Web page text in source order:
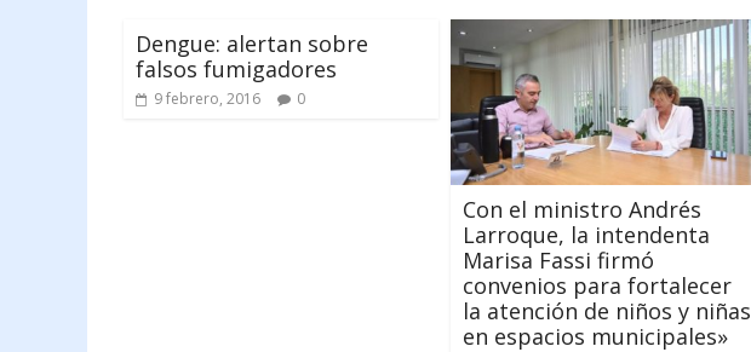
Dengue: alertan sobre
falsos fumigadores
9 febrero, 2016 0
Con el ministro Andrés
Larroque, la intendenta
Marisa Fassi firmó
convenios para fortalecer
la atención de niños y niñas
en espacios municipales»